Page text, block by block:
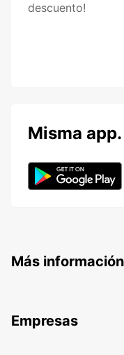
descuento!
Misma
Más información
Empresas